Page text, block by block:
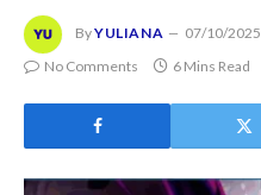
ByYULIANA 07/10/2025
No Comments
6 Mins Read